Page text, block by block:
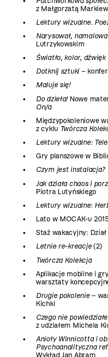
z Małgorzatą
Lektury wizualne.
Narysował,
Lutrzykowskim
Światło, kolor, dźwięk
Dotknij sztuki–
Maluje się!
Do dzieła!Nowe
On/a
Międzypokoleniowe
z cyklu Twórcza
Lektury wizualne:
Gry planszowe w
Czym jest instalacja?
Jak działa chaos i
Piotra Lutyńskiego
Lektury wizualne:
Lato w MOCAK-u
Staż wakacyjny:
Letnie re-kreacje(2)
Twórcza Kolekcja
Aplikacje mobilne i
warsztaty
Drugie pokolenie–
Kichki
Czego nie
z udziałem Michela
Anioły Winnicotta i
Psychoanalityczna